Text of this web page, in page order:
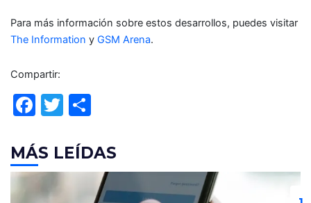
Para más información sobre estos desarrollos, puedes visitar
The Information y GSM Arena.
Compartir:
F
c
e
b
T
itt
er
m
p
ar
MÁS LEÍDAS